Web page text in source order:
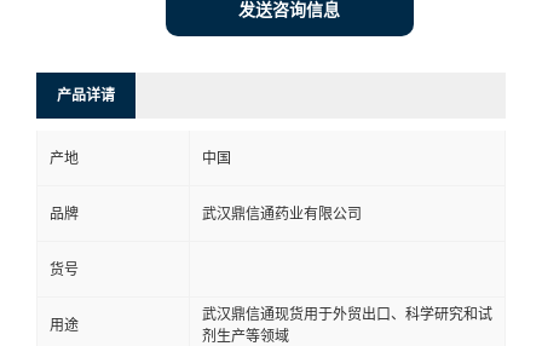
发送咨询信息
产品详请
产地 中国
品牌 武汉鼎信通药业有限公司
货号
用途
武汉鼎信通现货用于外贸出口、科学研究和试
剂生产等领域